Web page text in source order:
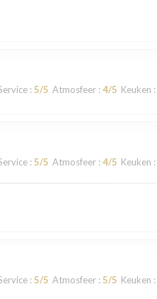
: 5/5 Atmosfeer : 4/5 Keuken :
: 5/5 Atmosfeer : 4/5 Keuken :
: 5/5 Atmosfeer : 5/5 Keuken :